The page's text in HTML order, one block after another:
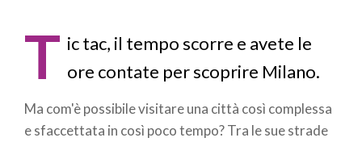
di
pane
T ic tac, il tempo scorre e avete le
ore contate per scoprire Milano.
Ma com'è possibile visitare una città così complessa
e sfaccettata in così poco tempo? Tra le sue strade